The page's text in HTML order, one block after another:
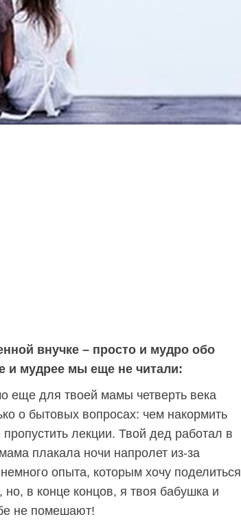
внучке – просто и мудро обо
и мудрее мы еще не читали:
еще для твоей мамы четверть века
о бытовых вопросах: чем накормить
лекции. Твой дед работал в
плакала ночи напролет из-за
опыта, которым хочу поделиться
в конце концов, я твоя бабушка и
не помешают!